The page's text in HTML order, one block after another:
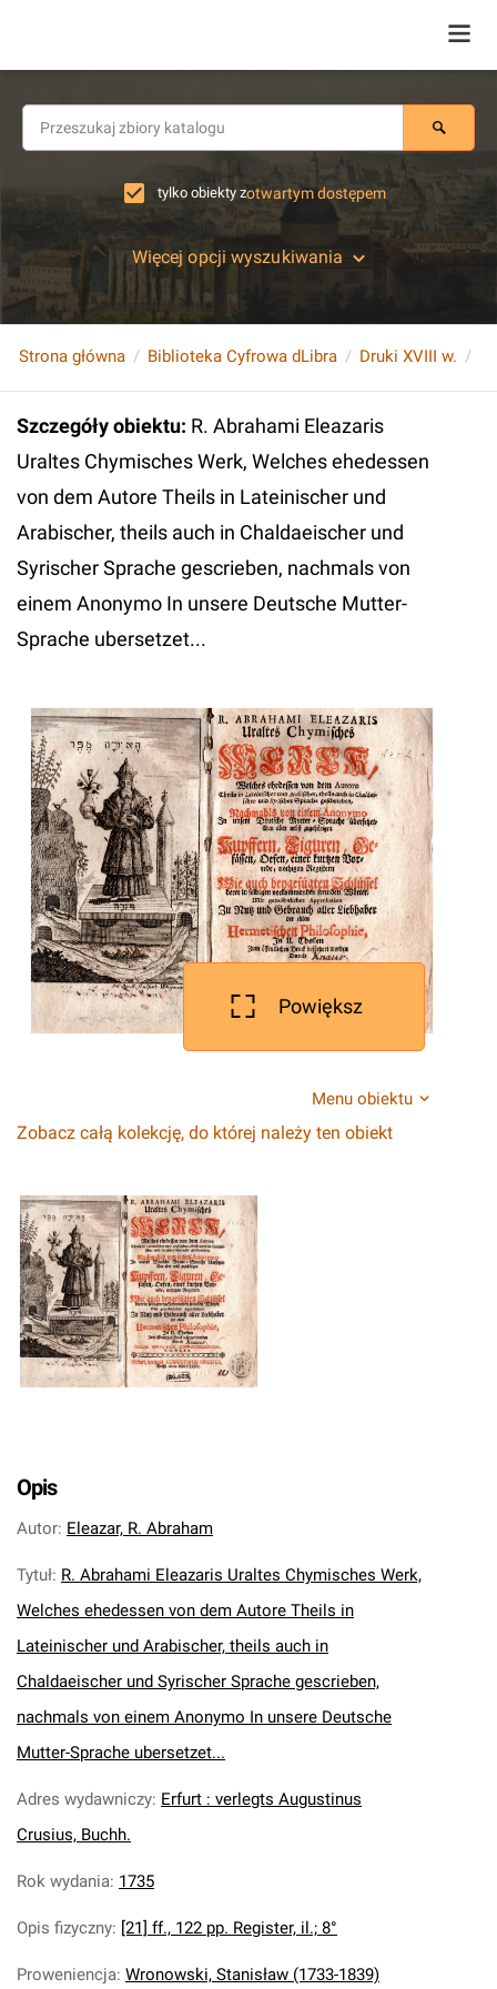
tylko obiekty zotwartym dostępem
Więcej opcji wyszukiwania
Strona główna Biblioteka Cyfrowa dLibra Druki XVIII w.
Szczegóły obiektu: R. Abrahami Eleazaris
Uraltes Chymisches Werk, Welches ehedessen
von dem Autore Theils in Lateinischer und
Arabischer, theils auch in Chaldaeischer und
Syrischer Sprache gescrieben, nachmals von
einem Anonymo In unsere Deutsche Mutter-
Sprache ubersetzet...
Powiększ
Menu obiektu
Zobacz całą kolekcję, do której należy ten obiekt
Opis
Autor: Eleazar, R. Abraham
Tytuł: R. Abrahami Eleazaris Uraltes Chymisches Werk,
Welches ehedessen von dem Autore Theils in
Lateinischer und Arabischer, theils auch in
Chaldaeischer und Syrischer Sprache gescrieben,
nachmals von einem Anonymo In unsere Deutsche
Mutter-Sprache ubersetzet...
Adres wydawniczy: Erfurt : verlegts Augustinus
Crusius, Buchh.
Rok wydania: 1735
Opis fizyczny: [21] ff., 122 pp. Register, il.; 8°
Proweniencja: Wronowski, Stanisław (1733-1839)